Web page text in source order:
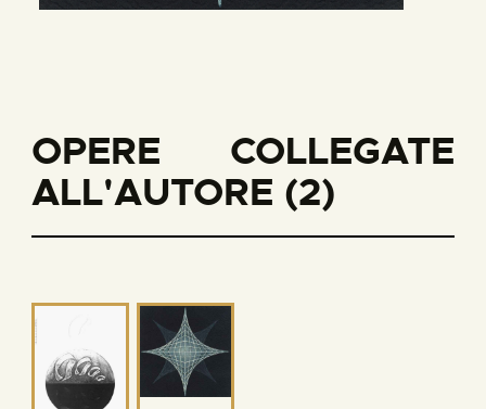
OPERE COLLEGATE
ALL'AUTORE (2)